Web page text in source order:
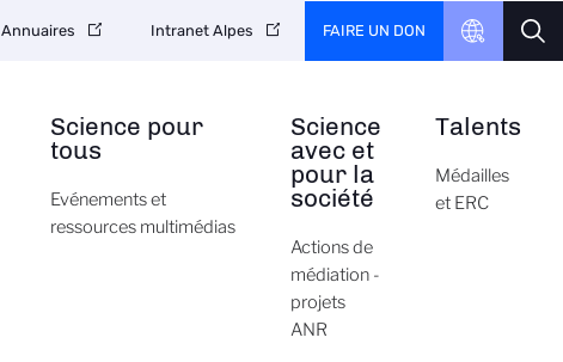
Science pour
tous
Evénements et
ressources multimédias
Science
avec et
pour la
société
Actions de
médiation -
projets
ANR
Talents
Médailles
et ERC
Annuaires Intranet Alpes FAIRE UN DON